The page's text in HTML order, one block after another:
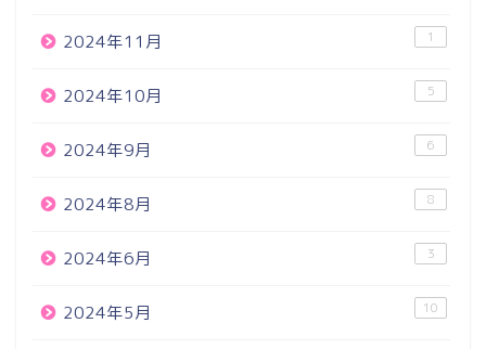
2024年11月 1
2024年10月 5
2024年9月 6
2024年8月 8
2024年6月 3
2024年5月 10